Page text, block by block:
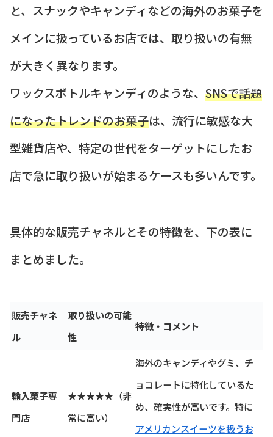
と、スナックやキャンディなどの海外のお菓子を
メインに扱っているお店では、取り扱いの有無
が大きく異なります。
ワックスボトルキャンディのような、 SNSで話題
になったトレンドのお菓子は、流行に敏感な大
型雑貨店や、特定の世代をターゲットにしたお
店で急に取り扱いが始まるケースも多いんです。
具体的な販売チャネルとその特徴を、下の表に
まとめました。
販売チャネ
ル
取り扱いの可能
性
特徴・コメント
輸入菓子専
門店
★★★★★（非
常に高い）
海外のキャンディやグミ、チ
ョコレートに特化しているた
め、確実性が高いです。特に
アメリカンスイーツを扱うお